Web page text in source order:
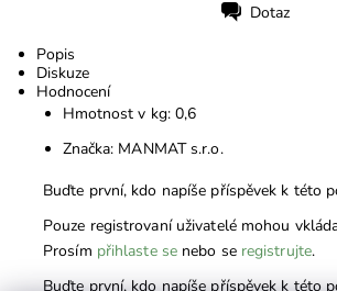
Dotaz
Popis
Diskuze
Hodnocení
Hmotnost v kg: 0,6
Značka: MANMAT s.r.o.
Buďte první, kdo napíše příspěvek k této
Pouze registrovaní uživatelé mohou
Prosím přihlaste senebo se registrujte.
Buďte první, kdo napíše příspěvek k této